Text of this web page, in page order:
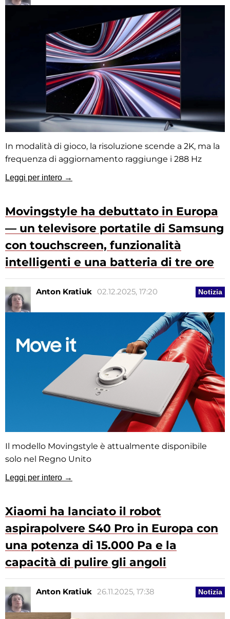
In modalità di gioco, la risoluzione scende a 2K, ma la
frequenza di aggiornamento raggiunge i 288 Hz
Leggi per intero →
Movingstyle ha debuttato in Europa
— un televisore portatile di Samsung
con touchscreen, funzionalità
intelligenti e una batteria di tre ore
Notizia
Anton Kratiuk 02.12.2025, 17:20
Il modello Movingstyle è attualmente disponibile
solo nel Regno Unito
Leggi per intero →
Xiaomi ha lanciato il robot
aspirapolvere S40 Pro in Europa con
una potenza di 15.000 Pa e la
capacità di pulire gli angoli
Notizia
Anton Kratiuk 26.11.2025, 17:38